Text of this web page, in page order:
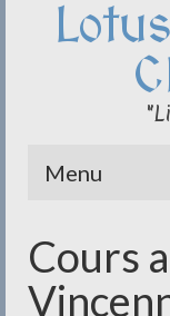
Menu
Qi Cong – Taï
Cours